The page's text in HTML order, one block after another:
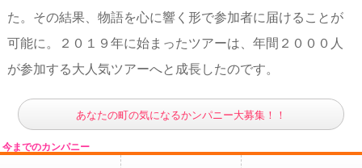
た。その結果、物語を心に響く形で参加者に届けることが
可能に。２０１９年に始まったツアーは、年間２０００人
が参加する大人気ツアーへと成長したのです。
あなたの町の気になるかンパニー大募集！！
今までのカンパニー